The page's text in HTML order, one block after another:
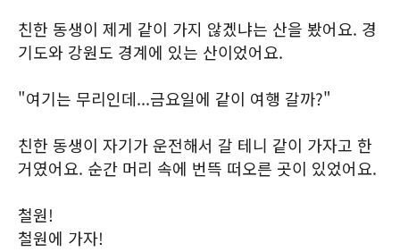
친한 동생이 제게 같이 가지 않겠냐는 산을 봤어요. 경
기도와 강원도 경계에 있는 산이었어요.
"여기는 무리인데...금요일에 같이 여행 갈까?"
친한 동생이 자기가 운전해서 갈 테니 같이 가자고 한
거였어요. 순간 머리 속에 번뜩 떠오른 곳이 있었어요.
철원!
철원에 가자!